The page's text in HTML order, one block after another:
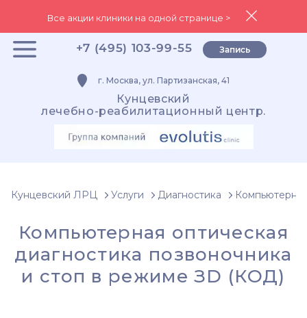
Все акции клиники на одной странице >
+7 (495) 103-99-55 Запись
г. Москва, ул. Партизанская, 41
Кунцевский
лечебно-реабилитационный центр.
Кунцевский ЛРЦ Услуги Диагностика
Компьютерная оптическая
диагностика позвоночника
и стоп в режиме ЗD (КОД)